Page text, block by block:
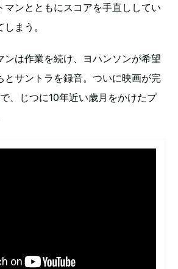
マンとともにスコアを手直ししてい
まう。
ンは作業を続け、ヨハンソンが希望
とサントラを録音。ついに映画が完
、じつに10年近い歳月をかけたプ